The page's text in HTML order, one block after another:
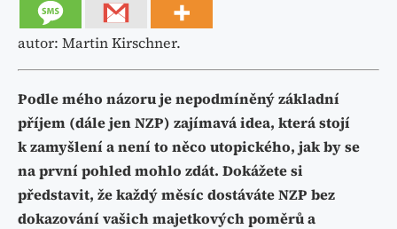
autor: Martin Kirschner.
Podle mého názoru je nepodmíněný základní
příjem (dále jen NZP) zajímavá idea, která stojí
k zamyšlení a není to něco utopického, jak by se
na první pohled mohlo zdát. Dokážete si
představit, že každý měsíc dostáváte NZP bez
dokazování vašich majetkových poměrů a